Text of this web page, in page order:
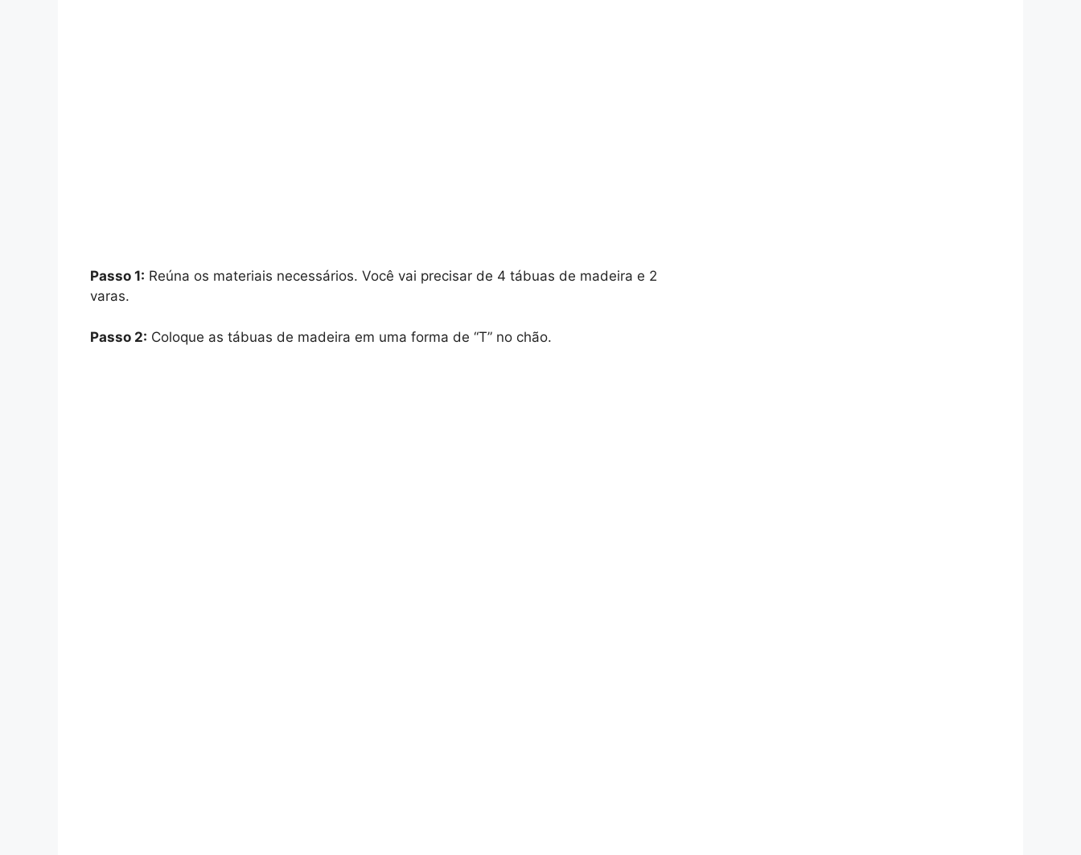
Passo 1: Reúna os materiais necessários. Você vai precisar de 4 tábuas de madeira e 2
varas.
Passo 2: Coloque as tábuas de madeira em uma forma de “T” no chão.